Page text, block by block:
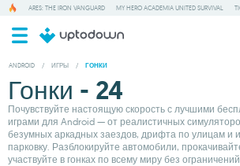
ARES: THE IRON VANGUARD MY HERO ACADEMIA UNITED SURVIVAL
ANDROID / ИГРЫ / ГОНКИ
Гонки - 24
Почувствуйте настоящую скорость с лучшими
играми для Android — от реалистичных
безумных аркадных заездов, дрифта по улицам и
парковку. Разблокируйте автомобили,
участвуйте в гонках по всему миру без